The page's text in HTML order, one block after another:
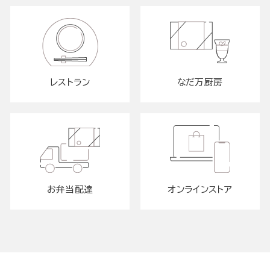
レストラン なだ万厨房
お弁当配達 オンラインストア